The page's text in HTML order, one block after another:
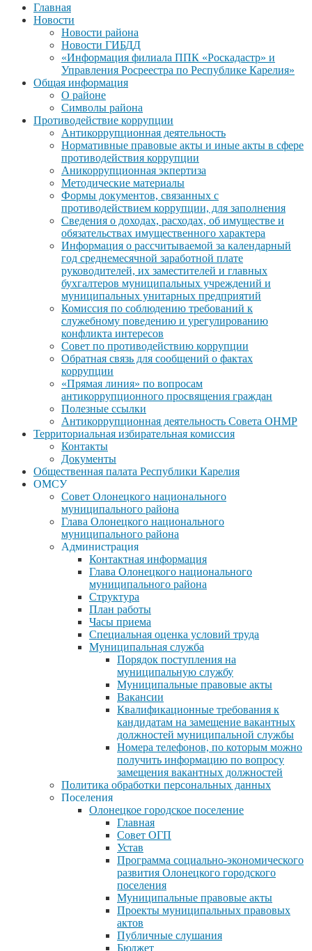
Главная
Новости
Новости района
Новости ГИБДД
«Информация филиала ППК «Роскадастр» и
Управления Росреестра по Республике Карелия»
Общая информация
О районе
Символы района
Противодействие коррупции
Антикоррупционная деятельность
Нормативные правовые акты и иные акты в сфере
противодействия коррупции
Аникоррупционная экпертиза
Методические материалы
Формы документов, связанных с
противодействием коррупции, для заполнения
Сведения о доходах, расходах, об имуществе и
обязательствах имущественного характера
Информация о рассчитываемой за календарный
год среднемесячной заработной плате
руководителей, их заместителей и главных
бухгалтеров муниципальных учреждений и
муниципальных унитарных предприятий
Комиссия по соблюдению требований к
служебному поведению и урегулированию
конфликта интересов
Совет по противодействию коррупции
Обратная связь для сообщений о фактах
коррупции
«Прямая линия» по вопросам
антикоррупционного просвящения граждан
Полезные ссылки
Антикоррупционная деятельность Совета ОНМР
Территориальная избирательная комиссия
Контакты
Документы
Общественная палата Республики Карелия
ОМСУ
Совет Олонецкого национального
муниципального района
Глава Олонецкого национального
муниципального района
Администрация
Контактная информация
Глава Олонецкого национального
муниципального района
Структура
План работы
Часы приема
Специальная оценка условий труда
Муниципальная служба
Порядок поступления на
муниципальную службу
Муниципальные правовые акты
Вакансии
Квалификационные требования к
кандидатам на замещение вакантных
должностей муниципальной службы
Номера телефонов, по которым можно
получить информацию по вопросу
замещения вакантных должностей
Политика обработки персональных данных
Поселения
Олонецкое городское поселение
Главная
Совет ОГП
Устав
Программа социально-экономического
развития Олонецкого городского
поселения
Муниципальные правовые акты
Проекты муниципальных правовых
актов
Публичные слушания
Бюджет